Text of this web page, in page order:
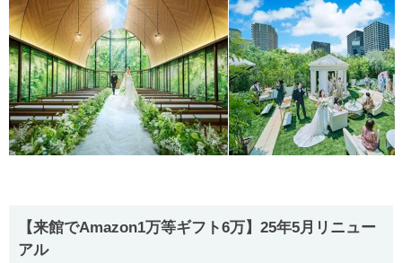
【来館でAmazon1万等ギフト6万】25年5月リニュー
アル